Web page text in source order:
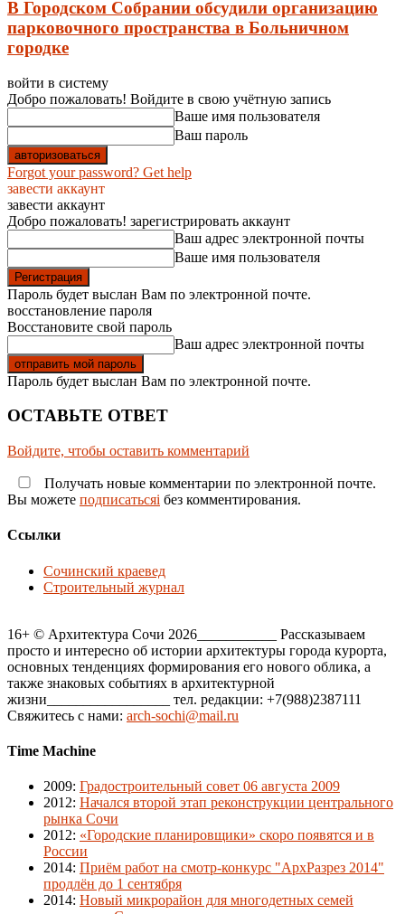
В Городском Собрании обсудили организацию
парковочного пространства в Больничном
городке
войти в систему
Добро пожаловать! Войдите в свою учётную запись
Ваше имя пользователя
Ваш пароль
Forgot your password? Get help
завести аккаунт
завести аккаунт
Добро пожаловать! зарегистрировать аккаунт
Ваш адрес электронной почты
Ваше имя пользователя
Пароль будет выслан Вам по электронной почте.
восстановление пароля
Восстановите свой пароль
Ваш адрес электронной почты
Пароль будет выслан Вам по электронной почте.
ОСТАВЬТЕ ОТВЕТ
Войдите, чтобы оставить комментарий
Получать новые комментарии по электронной почте.
Вы можете подписатьсяi без комментирования.
Ссылки
Сочинский краевед
Строительный журнал
16+ © Архитектура Сочи 2026___________ Рассказываем
просто и интересно об истории архитектуры города курорта,
основных тенденциях формирования его нового облика, а
также знаковых событиях в архитектурной
жизни_________________ тел. редакции: +7(988)2387111
Свяжитесь с нами: arch-sochi@mail.ru
Time Machine
2009: Градостроительный совет 06 августа 2009
2012: Начался второй этап реконструкции центрального
рынка Сочи
2012: «Городские планировщики» скоро появятся и в
России
2014: Приём работ на смотр-конкурс "АрхРазрез 2014"
продлён до 1 сентября
2014: Новый микрорайон для многодетных семей